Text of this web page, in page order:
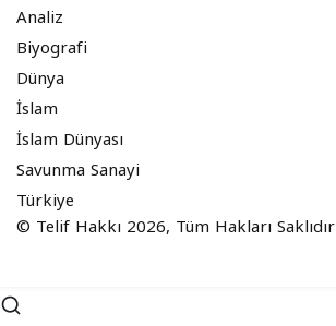
Analiz
Biyografi
Dünya
İslam
İslam Dünyası
Savunma Sanayi
Türkiye
© Telif Hakkı 2026, Tüm Hakları Saklıdır